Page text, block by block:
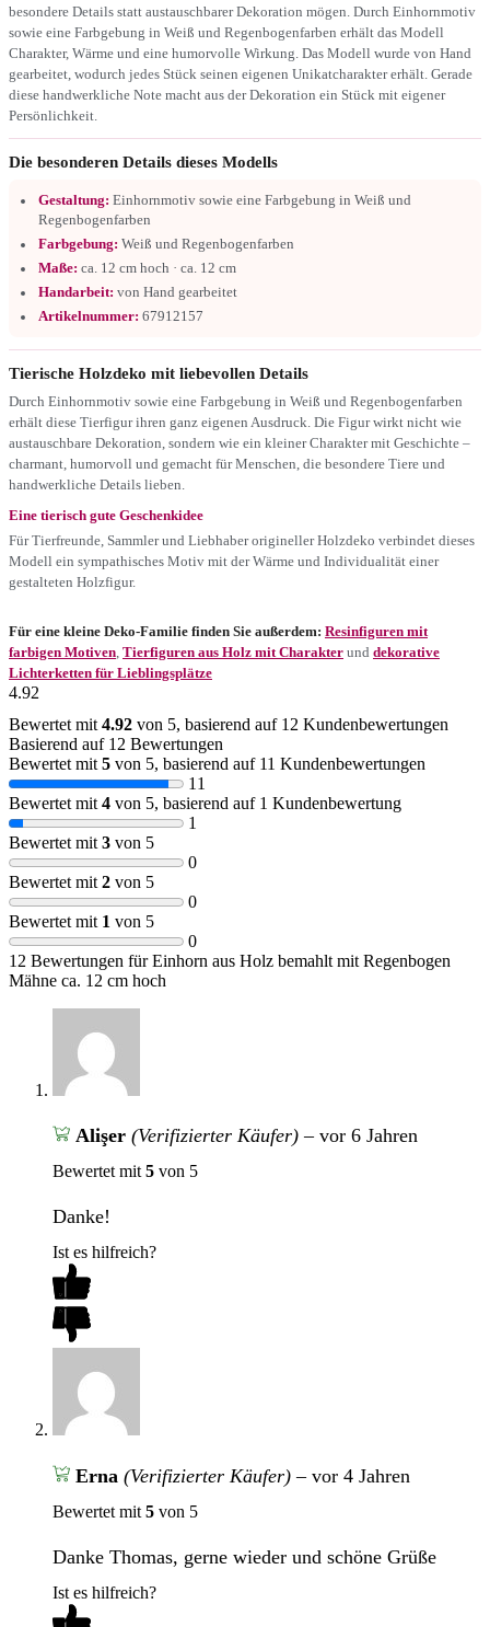
besondere Details statt austauschbarer Dekoration mögen. Durch Einhornmotiv
sowie eine Farbgebung in Weiß und Regenbogenfarben erhält das Modell
Charakter, Wärme und eine humorvolle Wirkung. Das Modell wurde von Hand
gearbeitet, wodurch jedes Stück seinen eigenen Unikatcharakter erhält. Gerade
diese handwerkliche Note macht aus der Dekoration ein Stück mit eigener
Persönlichkeit.
Die besonderen Details dieses Modells
Gestaltung: Einhornmotiv sowie eine Farbgebung in Weiß und
Regenbogenfarben
Farbgebung: Weiß und Regenbogenfarben
Maße: ca. 12 cm hoch · ca. 12 cm
Handarbeit: von Hand gearbeitet
Artikelnummer: 67912157
Tierische Holzdeko mit liebevollen Details
Durch Einhornmotiv sowie eine Farbgebung in Weiß und Regenbogenfarben
erhält diese Tierfigur ihren ganz eigenen Ausdruck. Die Figur wirkt nicht wie
austauschbare Dekoration, sondern wie ein kleiner Charakter mit Geschichte –
charmant, humorvoll und gemacht für Menschen, die besondere Tiere und
handwerkliche Details lieben.
Eine tierisch gute Geschenkidee
Für Tierfreunde, Sammler und Liebhaber origineller Holzdeko verbindet dieses
Modell ein sympathisches Motiv mit der Wärme und Individualität einer
gestalteten Holzfigur.
Für eine kleine Deko-Familie finden Sie außerdem: Resinfiguren mit
farbigen Motiven Tierfiguren aus Holz mit Charakter und dekorative
Lichterketten für Lieblingsplätze
4.92
Bewertet mit 4.92 von 5, basierend auf 12 Kundenbewertungen
Basierend auf 12 Bewertungen
Bewertet mit 5 von 5, basierend auf 11 Kundenbewertungen
11
Bewertet mit 4 von 5, basierend auf 1 Kundenbewertung
1
Bewertet mit 3 von 5
0
Bewertet mit 2 von 5
0
Bewertet mit 1 von 5
0
12 Bewertungen fürEinhorn aus Holz bemahlt mit Regenbogen
Mähne ca. 12 cm hoch
Alişer (Verifizierter Käufer) – vor 6 Jahren
Bewertet mit 5 von 5
Danke!
Ist es hilfreich?
Erna (Verifizierter Käufer) – vor 4 Jahren
Bewertet mit 5 von 5
Danke Thomas, gerne wieder und schöne Grüße
Ist es hilfreich?